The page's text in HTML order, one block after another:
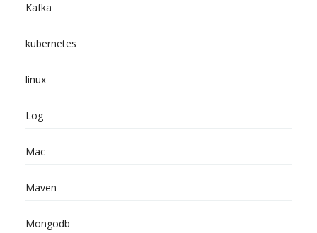
Kafka
kubernetes
linux
Log
Mac
Maven
Mongodb